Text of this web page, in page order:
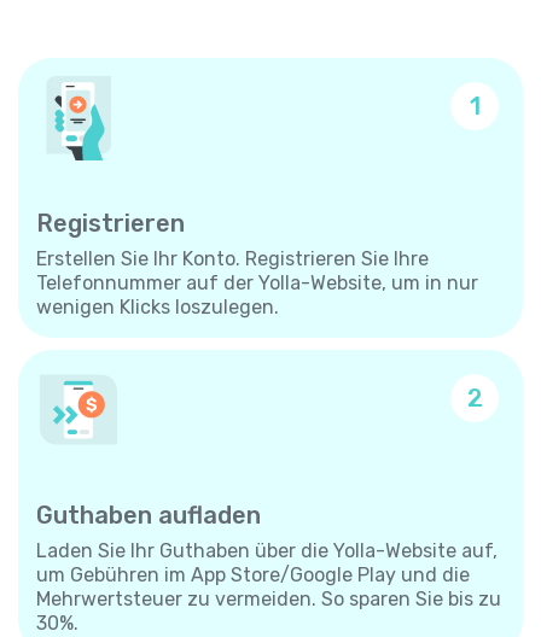
1
Registrieren
Erstellen Sie Ihr Konto. Registrieren Sie Ihre
Telefonnummer auf der Yolla-Website, um in nur
wenigen Klicks loszulegen.
2
Guthaben aufladen
Laden Sie Ihr Guthaben über die Yolla-Website auf,
um Gebühren im App Store/Google Play und die
Mehrwertsteuer zu vermeiden. So sparen Sie bis zu
30%.